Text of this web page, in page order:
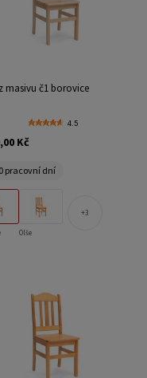
masivu č1 borovice
4.5
Kč
pracovní dní
Olše
3